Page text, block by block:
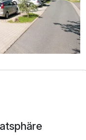
Unsere Hotel-
größtenteils mit
und Sauna